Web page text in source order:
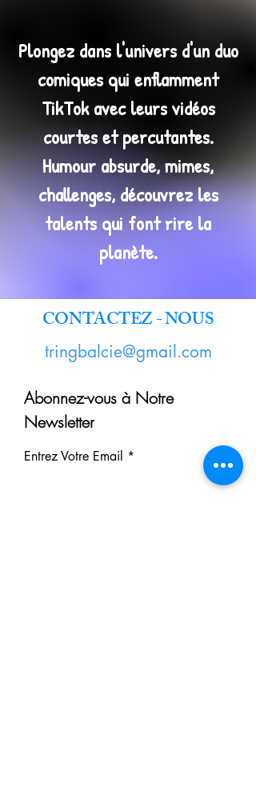
Plongez dans l'univers d'un duo
comiques qui enflamment
TikTok avec leurs vidéos
courtes et percutantes.
Humour absurde, mimes,
challenges, découvrez les
talents qui font rire la
planète.
CONTACTEZ - NOUS
tringbalcie@gmail.com
Abonnez-vous à Notre
Newsletter
Entrez Votre Email